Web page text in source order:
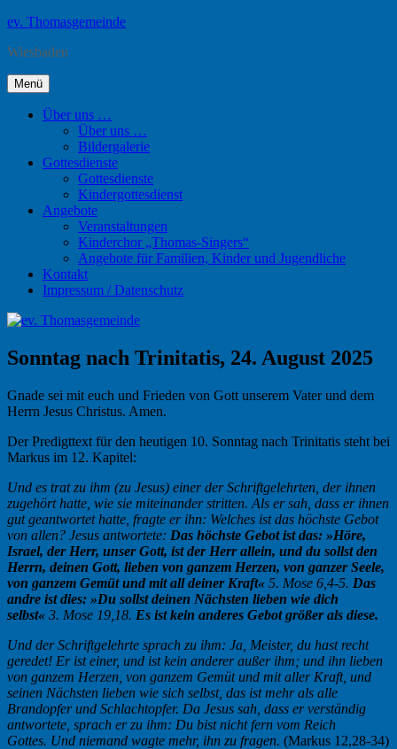
Zum
springen
ev. Thomasgemeinde
Wiesbaden
Menü
Über uns …
Über uns …
Bildergalerie
Gottesdienste
Gottesdienste
Kindergottesdienst
Angebote
Veranstaltungen
Kinderchor „Thomas-Singers“
Angebote für Familien, Kinder und Jugendliche
Kontakt
Impressum / Datenschutz
Sonntag nach Trinitatis, 24. August 2025
Gnade sei mit euch und Frieden von Gott unserem Vater und dem
Herrn Jesus Christus. Amen.
Der Predigttext für den heutigen 10. Sonntag nach Trinitatis steht bei
Markus im 12. Kapitel:
Und es trat zu ihm (zu Jesus) einer der Schriftgelehrten, der ihnen
zugehört hatte, wie sie miteinander stritten. Als er sah, dass er ihnen
gut geantwortet hatte, fragte er ihn: Welches ist das höchste Gebot
von allen? Jesus antwortete: Das höchste Gebot ist das: »Höre,
Israel, der Herr, unser Gott, ist der Herr allein, und du sollst den
Herrn, deinen Gott, lieben von ganzem Herzen, von ganzer Seele,
von ganzem Gemütund mit all deiner Kraft« 5. Mose 6,4-5. Das
andre ist dies: »Du sollst deinen Nächsten lieben wie dich
selbst« 3. Mose 19,18. Es ist kein anderes Gebot größer als diese.
Und der Schriftgelehrte sprach zu ihm: Ja, Meister, du hast recht
geredet! Er ist einer, und ist kein anderer außer ihm; und ihn lieben
von ganzem Herzen, von ganzem Gemüt und mit aller Kraft, und
seinen Nächsten lieben wie sich selbst, das ist mehr als alle
Brandopfer und Schlachtopfer. Da Jesus sah, dass er verständig
antwortete, sprach er zu ihm: Du bist nicht fern vom Reich
Gottes. Und niemand wagte mehr, ihn zu fragen. (Markus 12,28-34)